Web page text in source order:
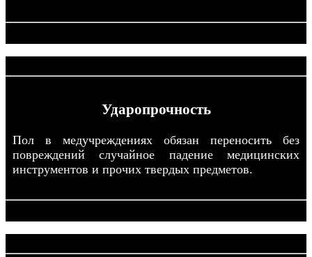
Ударопрочность
Пол в медучреждениях обязан переносить без
повреждений случайное падение медицинских
инструментов и прочих твердых предметов.